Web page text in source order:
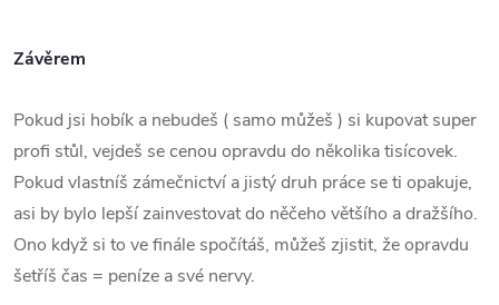
Závěrem
Pokud jsi hobík a nebudeš ( samo můžeš ) si kupovat super
profi stůl, vejdeš se cenou opravdu do několika tisícovek.
Pokud vlastníš zámečnictví a jistý druh práce se ti opakuje,
asi by bylo lepší zainvestovat do něčeho většího a dražšího.
Ono když si to ve finále spočítáš, můžeš zjistit, že opravdu
šetříš čas = peníze a své nervy.